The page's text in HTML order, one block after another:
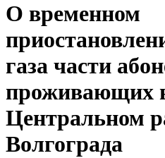
О временном
газа части
проживающих
Центральном
Волгограда